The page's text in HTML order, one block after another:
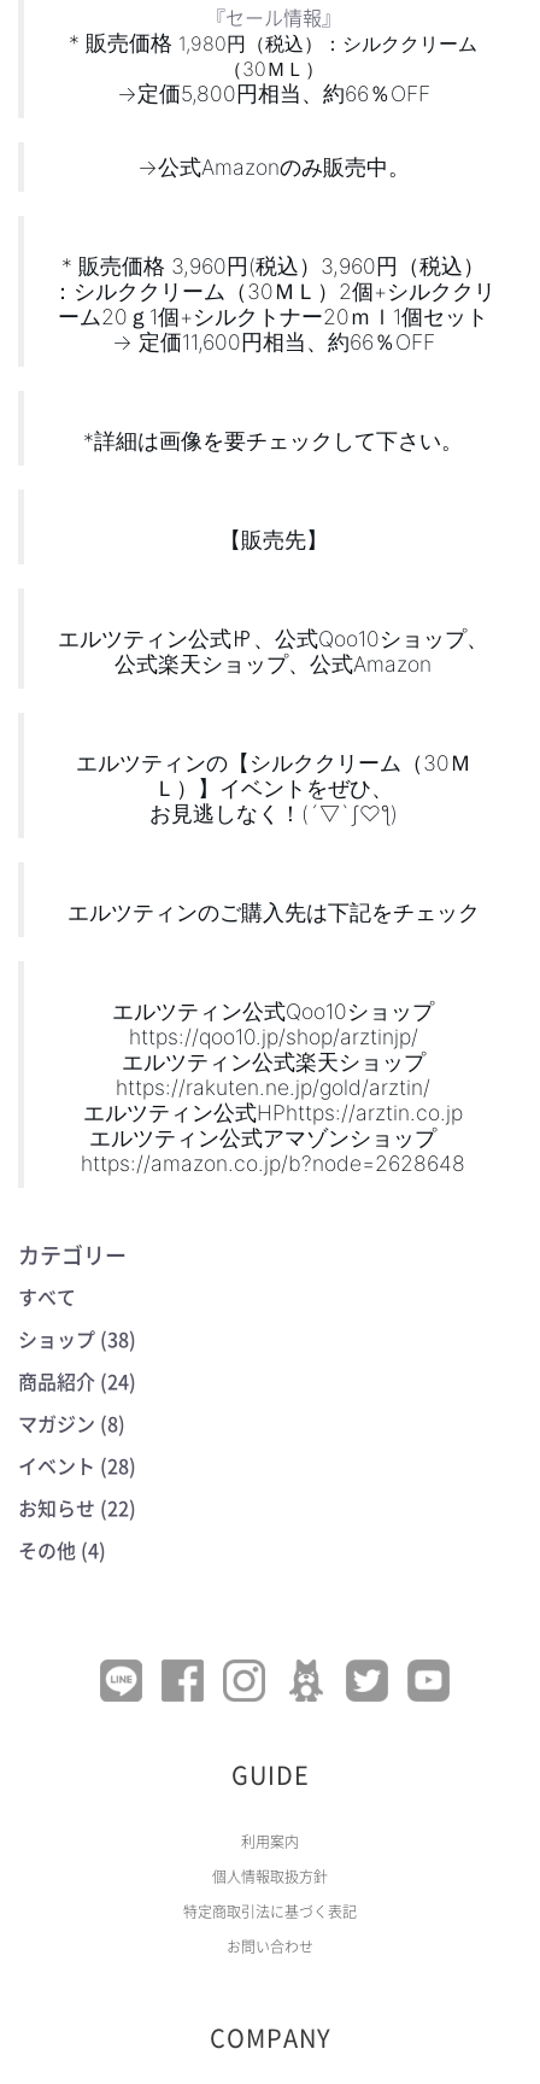
『セール情報』
* 販売価格 1,980円（税込）：シルククリーム
（30ＭＬ）
->定価5,800円相当、約66％OFF
->公式Amazonのみ販売中。
* 販売価格 3,960円(税込） 3,960円（税込）
：シルククリーム（30ＭＬ）2個+シルククリ
ーム20ｇ1個+シルクトナー20ｍｌ1個セット
-> 定価11,600円相当、約66％OFF
*詳細は画像を要チェックして下さい。
【販売先】
エルツティン公式㏋、公式Qoo10ショップ、
公式楽天ショップ、公式Amazon
エルツティンの【シルククリーム（30Ｍ
Ｌ）】イベントをぜひ、
お見逃しなく！(´▽`ʃ♡ƪ)
エルツティンのご購入先は下記をチェック
エルツティン公式Qoo10ショップ
https://qoo10.jp/shop/arztinjp/
エルツティン公式楽天ショップ
https://rakuten.ne.jp/gold/arztin/
エルツティン公式HPhttps://arztin.co.jp
エルツティン公式アマゾンショップ
https://amazon.co.jp/b?node=2628648
カテゴリー
すべて
ショップ (38)
商品紹介 (24)
マガジン (8)
イベント (28)
お知らせ (22)
その他 (4)
GUIDE
利用案内
個人情報取扱方針
特定商取引法に基づく表記
お問い合わせ
COMPANY